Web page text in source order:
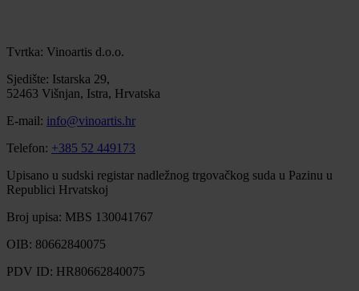
Tvrtka: Vinoartis d.o.o.
Sjedište: Istarska 29,
52463 Višnjan, Istra, Hrvatska
E-mail: info@vinoartis.hr
Telefon: +385 52 449173
Upisano u sudski registar nadležnog trgovačkog suda u Pazinu u
Republici Hrvatskoj
Broj upisa: MBS 130041767
OIB: 80662840075
PDV ID: HR80662840075